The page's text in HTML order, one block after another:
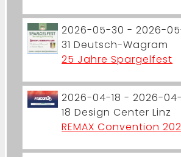
2026-05-30 - 2026-
31 Deutsch-Wagram
25 Jahre Spargelfest
2026-04-18 - 2026-04-
18 Design Center Linz
REMAX Convention